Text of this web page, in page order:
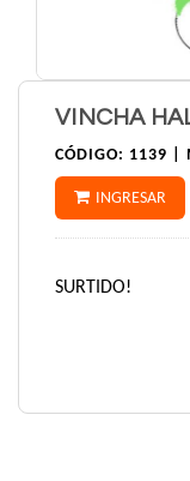
VINCHA
CÓDIGO: 1139 |
INGRESAR
SURTIDO!